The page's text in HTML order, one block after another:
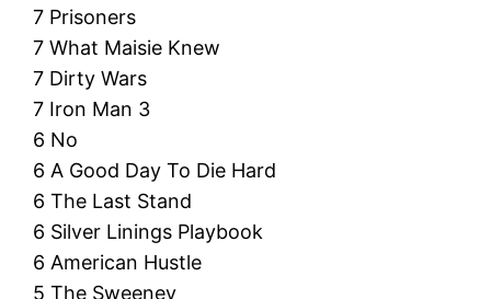
7 Prisoners
7 What Maisie Knew
7 Dirty Wars
7 Iron Man 3
6 No
6 A Good Day To Die Hard
6 The Last Stand
6 Silver Linings Playbook
6 American Hustle
5 The Sweeney